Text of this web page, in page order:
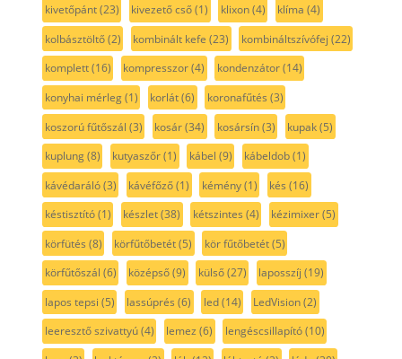
kivetőpánt(23) kivezető cső(1) klixon(4) klíma (4)
kolbásztöltő(2) kombinált kefe (23) kombináltszívófej (22)
komplett(16) kompresszor(4) kondenzátor(14)
konyhai mérleg(1) korlát(6) koronafűtés (3)
koszorú fűtőszál (3) kosár(34) kosársín(3) kupak(5)
kuplung(8) kutyaszőr(1) kábel (9) kábeldob(1)
kávédaráló(3) kávéfőző(1) kémény(1) kés (16)
késtisztító(1) készlet(38) kétszintes (4) kézimixer(5)
körfütés (8) körfűtőbetét(5) kör fűtőbetét(5)
körfűtőszál (6) középső(9) külső(27) laposszíj (19)
lapos tepsi (5) lassúprés (6) led(14) LedVision(2)
leeresztő szivattyú(4) lemez (6) lengéscsillapító(10)